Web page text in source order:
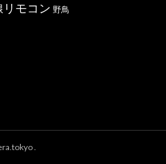
リモコン 野鳥
.